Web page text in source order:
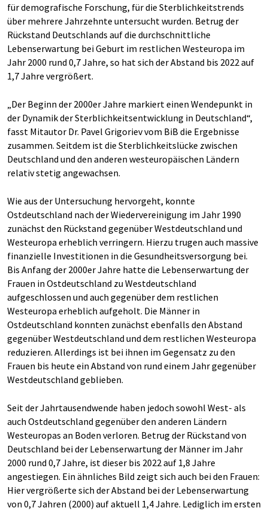
für demografische Forschung, für die Sterblichkeitstrends
über mehrere Jahrzehnte untersucht wurden. Betrug der
Rückstand Deutschlands auf die durchschnittliche
Lebenserwartung bei Geburt im restlichen Westeuropa im
Jahr 2000 rund 0,7 Jahre, so hat sich der Abstand bis 2022 auf
1,7 Jahre vergrößert.
„Der Beginn der 2000er Jahre markiert einen Wendepunkt in
der Dynamik der Sterblichkeitsentwicklung in Deutschland“,
fasst Mitautor Dr. Pavel Grigoriev vom BiB die Ergebnisse
zusammen. Seitdem ist die Sterblichkeitslücke zwischen
Deutschland und den anderen westeuropäischen Ländern
relativ stetig angewachsen.
Wie aus der Untersuchung hervorgeht, konnte
Ostdeutschland nach der Wiedervereinigung im Jahr 1990
zunächst den Rückstand gegenüber Westdeutschland und
Westeuropa erheblich verringern. Hierzu trugen auch massive
finanzielle Investitionen in die Gesundheitsversorgung bei.
Bis Anfang der 2000er Jahre hatte die Lebenserwartung der
Frauen in Ostdeutschland zu Westdeutschland
aufgeschlossen und auch gegenüber dem restlichen
Westeuropa erheblich aufgeholt. Die Männer in
Ostdeutschland konnten zunächst ebenfalls den Abstand
gegenüber Westdeutschland und dem restlichen Westeuropa
reduzieren. Allerdings ist bei ihnen im Gegensatz zu den
Frauen bis heute ein Abstand von rund einem Jahr gegenüber
Westdeutschland geblieben.
Seit der Jahrtausendwende haben jedoch sowohl West- als
auch Ostdeutschland gegenüber den anderen Ländern
Westeuropas an Boden verloren. Betrug der Rückstand von
Deutschland bei der Lebenserwartung der Männer im Jahr
2000 rund 0,7 Jahre, ist dieser bis 2022 auf 1,8 Jahre
angestiegen. Ein ähnliches Bild zeigt sich auch bei den Frauen:
Hier vergrößerte sich der Abstand bei der Lebenserwartung
von 0,7 Jahren (2000) auf aktuell 1,4 Jahre. Lediglich im ersten